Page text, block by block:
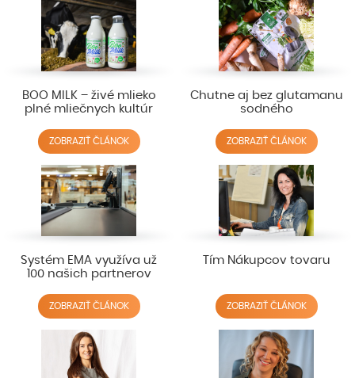
BOO MILK – živé mlieko
plné mliečnych kultúr
ZOBRAZIŤ ČLÁNOK
Chutne aj bez glutamanu
sodného
ZOBRAZIŤ ČLÁNOK
Systém EMA využíva už
100 našich partnerov
ZOBRAZIŤ ČLÁNOK
Tím Nákupcov tovaru
ZOBRAZIŤ ČLÁNOK